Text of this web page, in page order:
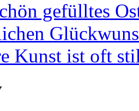
gefülltes
Kunst ist oft